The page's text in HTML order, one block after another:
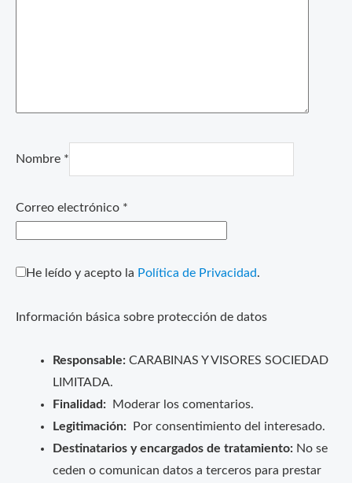
Nombre *
Correo electrónico *
He leído y acepto la Política de Privacidad .
Información básica sobre protección de datos
Responsable:CARABINAS Y VISORES SOCIEDAD
LIMITADA.
Finalidad:Moderar los comentarios.
Legitimación:Por consentimiento del interesado.
Destinatarios y encargados de tratamiento:No se
ceden o comunican datos a terceros para prestar